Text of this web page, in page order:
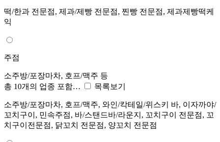
떡/한과 전문점, 제과/제빵 전문점, 찐빵 전문점, 제과제빵떡케
익
주점
소주방/포장마차, 호프/맥주 등
총 10개의 업종 포함…
목록보기
소주방/포장마차, 호프/맥주, 와인/칵테일/위스키 바, 이자까야/
꼬치구이, 민속주점, 바/스탠드바/라운지, 꼬치구이 전문점, 꼬
치구이전문점, 닭꼬치 전문점, 양꼬치 전문점